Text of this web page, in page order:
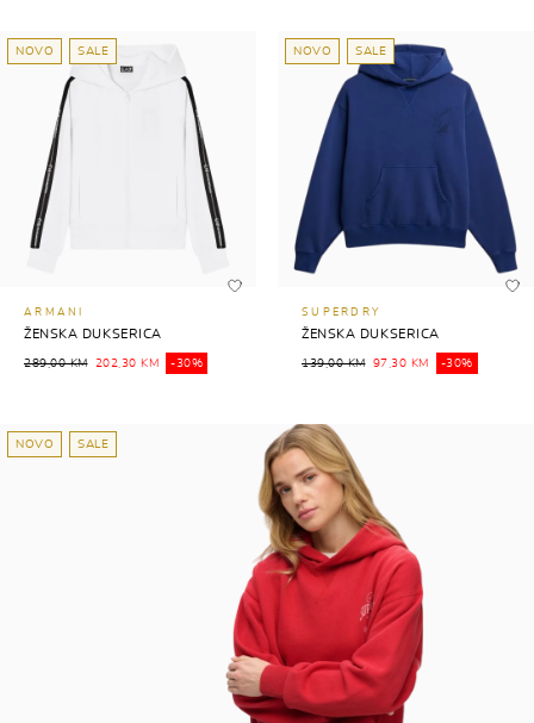
NOVO SALE
ARMANI
ŽENSKA DUKSERICA
289,00 KM 202,30 KM -30%
NOVO SALE
SUPERDRY
ŽENSKA DUKSERICA
139,00 KM 97,30 KM -30%
NOVO SALE